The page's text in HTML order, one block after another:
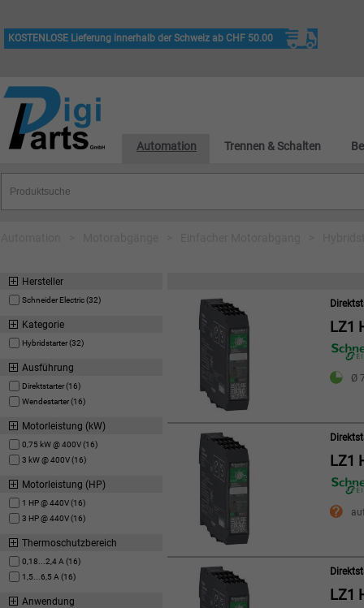
KOSTENLOSE Lieferung innerhalb der Schweiz ab CHF 50.00
Automation Trennen & Schalten
Hersteller
Schneider Electric (32)
Kategorie
Hybridstarter (32)
Ausführung
Direktstarter (16)
Wendestarter (16)
Motorleistung (kW)
0,75 kW @ 400V (16)
3 kW @ 400V (16)
Motorleistung (HP)
1 HP @ 440V (16)
3 HP @ 440V (16)
Thermoschutzbereich
0,18...2,4 A (16)
1,5...6,5 A (16)
Anwendung
LZ1
Ø
LZ1
LZ1